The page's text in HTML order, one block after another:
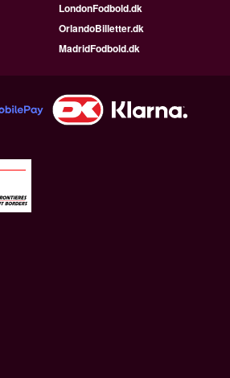
LondonFodbold.dk
OrlandoBilletter.dk
MadridFodbold.dk